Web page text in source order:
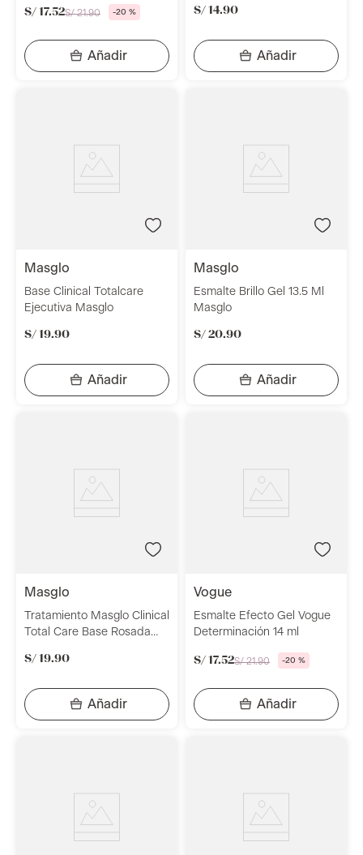
S/ 17.52S/ 21.90 -20 % S/ 14.90
masglo
Base Clinical Totalcare
Ejecutiva Masglo
S/ 19.90
masglo
Esmalte Brillo Gel 13.5 Ml
Masglo
S/ 20.90
masglo
Tratamiento Masglo Clinical
Total Care Base Rosada
S/ 19.90
vogue
Esmalte Efecto Gel Vogue
Determinación 14 ml
S/ 17.52S/ 21.90 -20 %